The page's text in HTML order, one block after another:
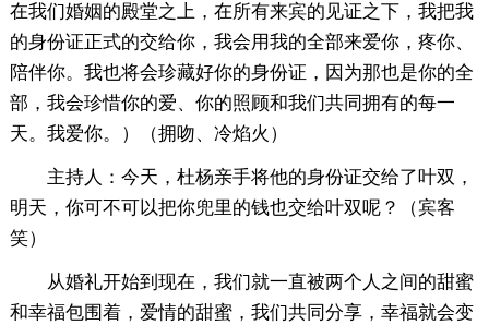
在我们婚姻的殿堂之上，在所有来宾的见证之下，我把我
的身份证正式的交给你，我会用我的全部来爱你，疼你、
陪伴你。我也将会珍藏好你的身份证，因为那也是你的全
部，我会珍惜你的爱、你的照顾和我们共同拥有的每一
天。我爱你。）（拥吻、冷焰火）
主持人：今天，杜杨亲手将他的身份证交给了叶双，
明天，你可不可以把你兜里的钱也交给叶双呢？（宾客
笑）
从婚礼开始到现在，我们就一直被两个人之间的甜蜜
和幸福包围着，爱情的甜蜜，我们共同分享，幸福就会变